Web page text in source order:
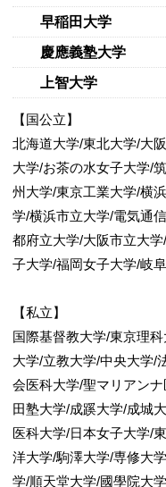
早稲田大学
慶應義塾大学
上智大学
【国公立】
北海道大学/東北大学/大
大学/お茶の水女子大学/
州大学/東京工業大学/横
学/横浜市立大学/電気通
都府立大学/大阪市立大
子大学/福岡女子大学/岐
【私立】
国際基督教大学/東京理
大学/立教大学/中央大学/
会医科大学/聖マリアン
田塾大学/成蹊大学/成城
医科大学/日本女子大学/
洋大学/駒澤大学/専修大
学/順天堂大学/國學院大